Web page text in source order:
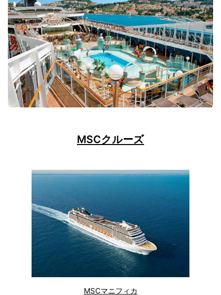
MSCクルーズ
MSCマニフィカ